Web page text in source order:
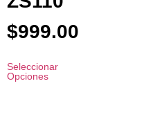
$999.00
Seleccionar
Opciones